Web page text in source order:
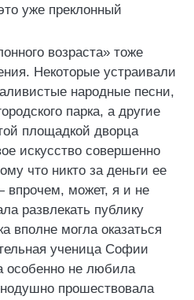
уже преклонный
возраста» тоже
Некоторые устраивали
народные песни,
парка, а другие
площадкой дворца
искусство совершенно
что никто за деньги ее
может, я и не
развлекать публику
вполне могла оказаться
ученица Софии
особенно не любила
прошествовала